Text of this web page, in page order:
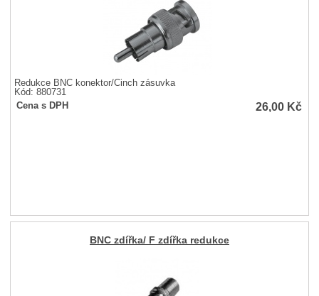
Redukce BNC konektor/Cinch zásuvka
Kód: 880731
Cena s DPH
26,00 Kč
BNC zdířka/ F zdířka redukce